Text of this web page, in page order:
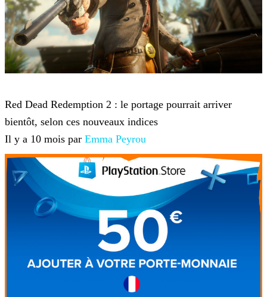
Red Dead Redemption 2 : le portage pourrait arriver
bientôt, selon ces nouveaux indices
Il y a 10 mois par Emma Peyrou